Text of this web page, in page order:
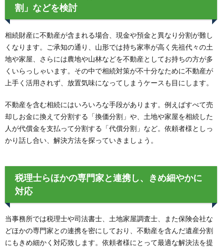
割」などを検討
相続財産に不動産が含まれる場合、現金や預金と異なり分割が難し
くなります。ご承知の通り、山形では持ち家率が高く先祖代々の土
地や家屋、さらには農地や山林などを不動産としてお持ちの方が多
くいらっしゃいます。その中で相続対策が不十分なために不動産が
上手く活用されず、放置気味になってしまうケースも目にします。
不動産を含む相続にはいろいろな手段があります。例えばすべて売
却しお金に換えて分割する「換価分割」や、土地や家屋を相続した
人が代償金を支払って分割する「代償分割」など。依頼者様としっ
かり話し合い、解決方法を探っていきましょう。
税理士らほかの専門家と連携し、きめ細やかに
対応
当事務所では税理士や司法書士、土地家屋調査士、また保険会社な
どほかの専門家との連携を密にしており、不動産を含んだ遺産分割
にもきめ細かく対応致します。依頼者様にとって最適な解決法を提